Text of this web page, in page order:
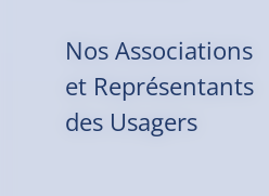
Nos Associations
et Représentants
des Usagers